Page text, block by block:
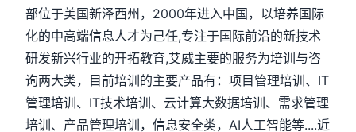
部位于美国新泽西州，2000年进入中国，以培养国际
化的中高端信息人才为己任,专注于国际前沿的新技术
研发新兴行业的开拓教育,艾威主要的服务为培训与咨
询两大类，目前培训的主要产品有：项目管理培训、IT
管理培训、IT技术培训、云计算大数据培训、需求管理
培训、产品管理培训，信息安全类，AI人工智能等....近